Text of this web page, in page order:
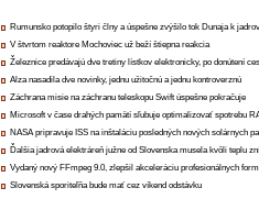
Rumunsko potopilo štyri člny a úspešne zvýšilo tok Dunaja k
V štvrtom reaktore Mochoviec už beží štiepna reakcia
Železnice predávajú dve tretiny lístkov elektronicky, po donútení
Alza nasadila dve novinky, jednu užitočnú a jednu kontroverznú
Záchrana misie na záchranu teleskopu Swift úspešne pokračuje
Microsoft v čase drahých pamätí sľubuje optimalizovať spotrebu
NASA pripravuje ISS na inštaláciu posledných nových solárnych
Ďalšia jadrová elektráreň južne od Slovenska musela kvôli teplu
Vydaný nový FFmpeg 9.0, zlepšil akceleráciu profesionálnych
Slovenská sporiteľňa bude mať cez víkend odstávku